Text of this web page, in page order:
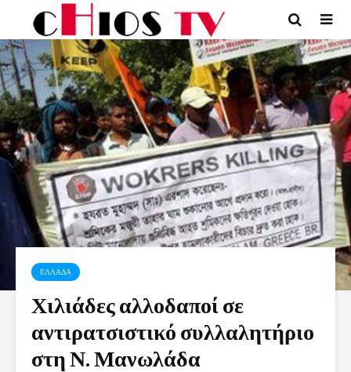
ΕΛΛΑΔΑ
Χιλιάδες αλλοδαποί σε
αντιρατσιστικό συλλαλητήριο
στη Ν. Μανωλάδα